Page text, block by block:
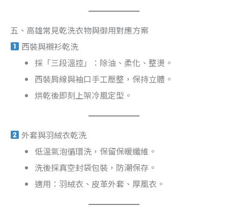
五、高雄常見乾洗衣物與御用對應方案
西裝與襯衫乾洗
採「三段溫控」：除油、柔化、整燙。
西裝肩線與袖口手工壓整，保持立體。
烘乾後即刻上架冷風定型。
外套與羽絨衣乾洗
低溫氣泡循環洗，保留保暖纖維。
洗後採真空封袋包裝，防潮保存。
適用：羽絨衣、皮革外套、厚風衣。